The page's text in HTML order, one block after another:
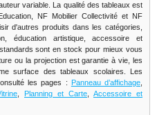
variable. La qualité des tableaux est
NF Mobilier Collectivité et NF
d'autres produits dans les catégories,
éducation artistique, accessoire et
sont en stock pour mieux vous
ou la projection est garantie à vie, les
surface des tableaux scolaires. Les
les pages : Panneau d’affichage
Planning et Carte
Accessoire et